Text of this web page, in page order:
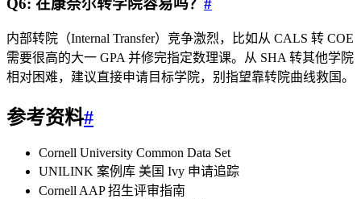
内部转院（Internal Transfer）竞争激烈，比如从 CALS 转 COE
需要很高的大一 GPA 并修完指定数理课。从 SHA 转其他学院
相对困难，建议直接申请目标学院，别指望靠转院曲线救国。
参考资料#
Cornell University Common Data Set
UNILINK 案例库 美国 Ivy 申请追踪
Cornell AAP 招生评审指南